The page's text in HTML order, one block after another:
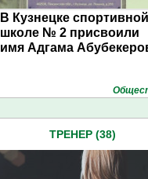
В Кузнецке спортивной
школе № 2 присвоили
имя Адгама
ТРЕНЕР (38)